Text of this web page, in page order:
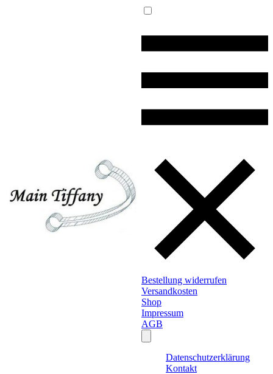
Bestellung widerrufen
Versandkosten
Shop
Impressum
AGB
Datenschutzerklärung
Kontakt